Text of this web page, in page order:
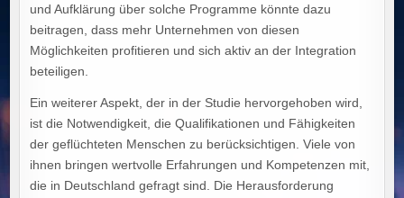
und Aufklärung über solche Programme könnte dazu
beitragen, dass mehr Unternehmen von diesen
Möglichkeiten profitieren und sich aktiv an der Integration
beteiligen.
Ein weiterer Aspekt, der in der Studie hervorgehoben wird,
ist die Notwendigkeit, die Qualifikationen und Fähigkeiten
der geflüchteten Menschen zu berücksichtigen. Viele von
ihnen bringen wertvolle Erfahrungen und Kompetenzen mit,
die in Deutschland gefragt sind. Die Herausforderung